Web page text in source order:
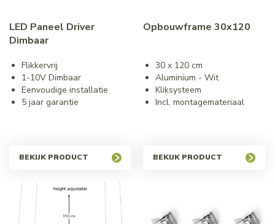
LED Paneel Driver
Dimbaar
Flikkervrij
1-10V Dimbaar
Eenvoudige installatie
5 jaar garantie
BEKIJK PRODUCT
Opbouwframe 30x120
30 x 120 cm
Aluminium - Wit
Kliksysteem
Incl. montagemateriaal
BEKIJK PRODUCT